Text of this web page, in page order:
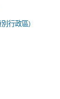
行政區)